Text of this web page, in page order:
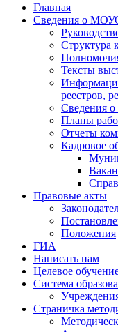
Главная
Сведения о
Структура
Тексты
реестров,
Сведения
Планы
Отчеты
Кадровое
Правовые акты
Положения
ГИА
Написать нам
Целевое
Система
Страничка